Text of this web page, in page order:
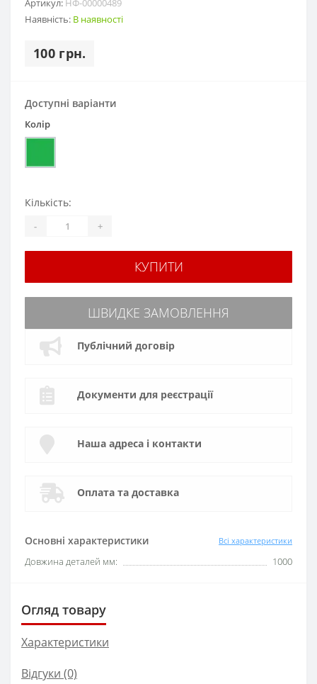
Артикул: НФ-00000489
Наявність: В наявності
100 грн.
Основні характеристики Всі характеристики
Довжина деталей мм: 1000
Доступні варіанти
Колір
Кількість:
- +
КУПИТИ
ШВИДКЕ ЗАМОВЛЕННЯ
Публічний договір
Документи для реєстрації
Наша адреса і контакти
Оплата та доставка
Огляд товару
Характеристики
Відгуки (0)